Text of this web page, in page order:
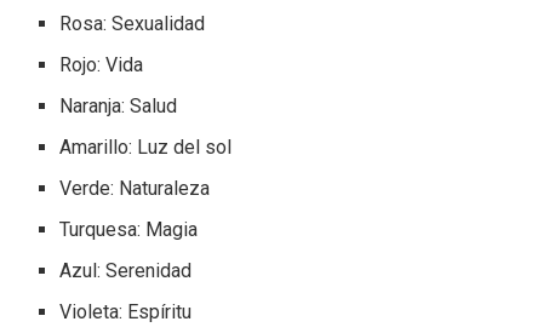
Rosa: Sexualidad
Rojo: Vida
Naranja: Salud
Amarillo: Luz del sol
Verde: Naturaleza
Turquesa: Magia
Azul: Serenidad
Violeta: Espíritu